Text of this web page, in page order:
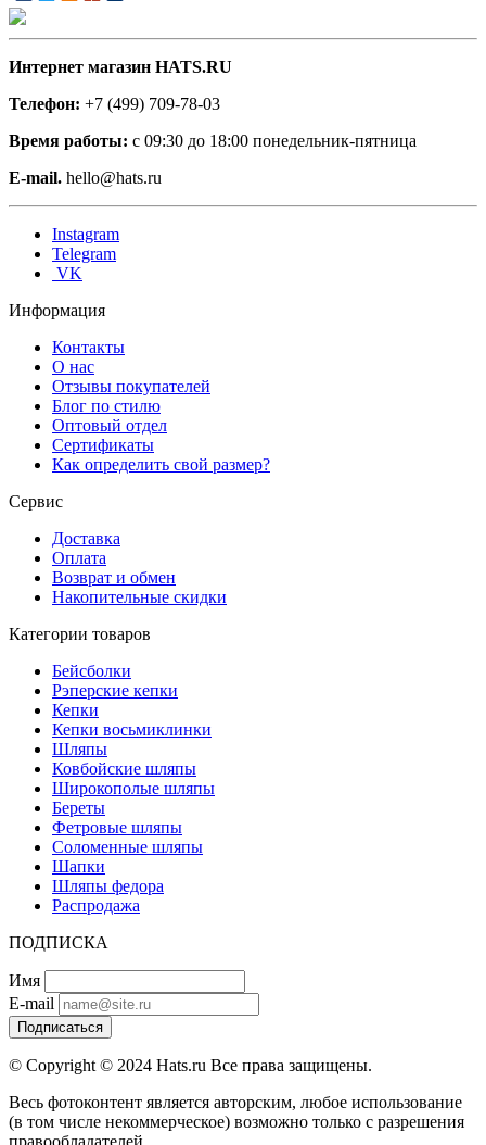
Интернет магазин HATS.RU
Телефон: +7 (499) 709-78-03
Время работы: с 09:30 до 18:00 понедельник-пятница
E-mail. hello@hats.ru
Instagram
Telegram
VK
Информация
Контакты
О нас
Отзывы покупателей
Блог по стилю
Оптовый отдел
Сертификаты
Как определить свой размер?
Сервис
Доставка
Оплата
Возврат и обмен
Накопительные скидки
Категории товаров
Бейсболки
Рэперские кепки
Кепки
Кепки восьмиклинки
Шляпы
Ковбойские шляпы
Широкополые шляпы
Береты
Фетровые шляпы
Соломенные шляпы
Шапки
Шляпы федора
Распродажа
ПОДПИСКА
Имя
E-mail
Подписаться
© Copyright © 2024 Hats.ru Все права защищены.
Весь фотоконтент является авторским, любое использование
(в том числе некоммерческое) возможно только с разрешения
правообладателей